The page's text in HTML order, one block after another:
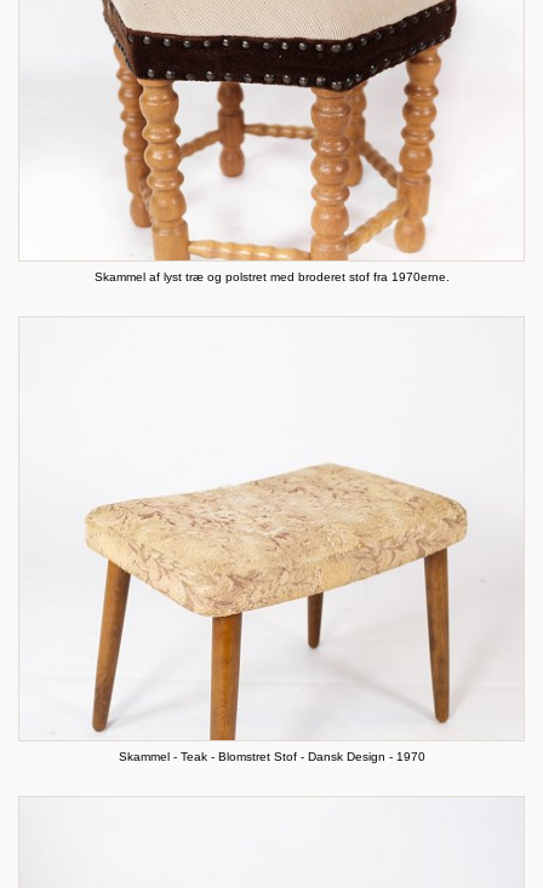
Skammel af lyst træ og polstret med broderet stof fra 1970erne.
Skammel - Teak - Blomstret Stof - Dansk Design - 1970